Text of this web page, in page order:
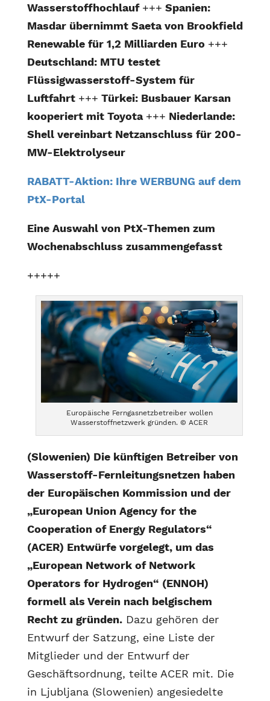
Wasserstoffhochlauf +++ Spanien:
Masdar übernimmt Saeta von Brookfield
Renewable für 1,2 Milliarden Euro +++
Deutschland: MTU testet
Flüssigwasserstoff-System für
Luftfahrt +++ Türkei: Busbauer Karsan
kooperiert mit Toyota +++ Niederlande:
Shell vereinbart Netzanschluss für 200-
MW-Elektrolyseur
RABATT-Aktion: Ihre WERBUNG auf dem
PtX-Portal
Eine Auswahl von PtX-Themen zum
Wochenabschluss zusammengefasst
+++++
Europäische Ferngasnetzbetreiber wollen
Wasserstoffnetzwerk gründen. © ACER
(Slowenien) Die künftigen Betreiber von
Wasserstoff-Fernleitungsnetzen haben
der Europäischen Kommission und der
„European Union Agency for the
Cooperation of Energy Regulators“
(ACER) Entwürfe vorgelegt, um das
„European Network of Network
Operators for Hydrogen“ (ENNOH)
formell als Verein nach belgischem
Recht zu gründen.Dazu gehören der
Entwurf der Satzung, eine Liste der
Mitglieder und der Entwurf der
Geschäftsordnung, teilte ACER mit. Die
in Ljubljana (Slowenien) angesiedelte